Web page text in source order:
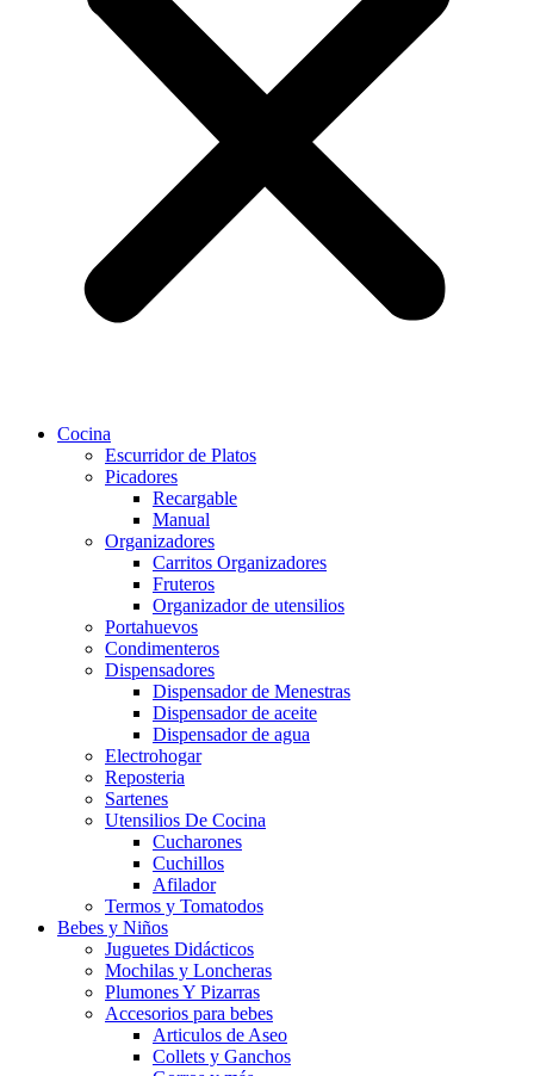
Cocina
Escurridor de Platos
Picadores
Recargable
Manual
Organizadores
Carritos Organizadores
Fruteros
Organizador de utensilios
Portahuevos
Condimenteros
Dispensadores
Dispensador de Menestras
Dispensador de aceite
Dispensador de agua
Electrohogar
Reposteria
Sartenes
Utensilios De Cocina
Cucharones
Cuchillos
Afilador
Termos y Tomatodos
Bebes y Niños
Juguetes Didácticos
Mochilas y Loncheras
Plumones Y Pizarras
Accesorios para bebes
Articulos de Aseo
Collets y Ganchos